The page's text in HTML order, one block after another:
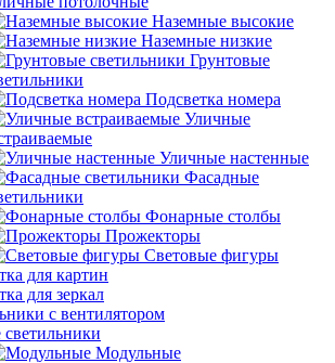
Наземные высокие
Наземные низкие
Грунтовые
Подсветка номера
Уличные
Уличные настенные
Фасадные
Фонарные столбы
Прожекторы
Световые фигуры
для картин
для зеркал
с вентилятором
Модульные